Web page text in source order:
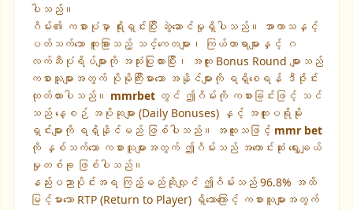
ပါသည်။
ဂိမ်း၏ ကစားပုံမှာ ရိုးရှင်းပြီး ဆွဲဆောင်မှုရှိပါသည်။ အာကာသနှင့်
ပတ်သက်သော ထူးခြားသည့် သင်္ကေတများ၊ ကြယ်တာရာများနှင့် ဂ
လက်ဆီပုံရိပ်များကို အသုံးပြုထားပြီး၊ အထူး Bonus Round များသည်
ကစားသူများအတွက် ပိုမိုကြီးမားသော အနိုင်များကို ရရှိစေရန် ဒီဇိုင်း
ထုတ်ထားပါသည်။ mmrbet တွင် ဤဂိမ်းကို ကစားခြင်းဖြင့် သင်
သည် နေ့စဉ် အပိုဆုများ (Daily Bonuses) နှင့် အထူးပရိုမိုး
ရှင်းများကို ရရှိနိုင်မည် ဖြစ်ပါသည်။ အထူးသဖြင့် mmr bet
ကို နှစ်သက်သော ကစားသူများအတွက် ဤဂိမ်းသည် အကောင်းဆုံး ရွေးချယ်
မှုတစ်ခု ဖြစ်ပါသည်။
နည်းပညာပိုင်းအရ ကြည့်မည်ဆိုလျှင် ဤဂိမ်းသည် 96.8% အထိ
မြင့်မားသော RTP (Return to Player) ရှိသောကြောင့် ကစားသူများအတွက်